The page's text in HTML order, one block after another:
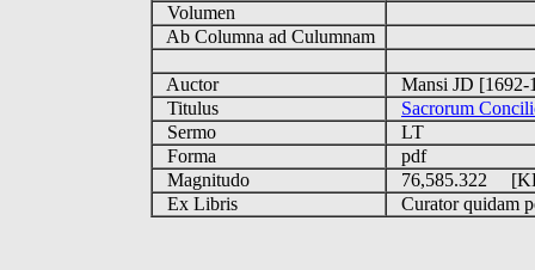
Volumen
Ab Columna ad Culumnam
Auctor
Mansi JD
Titulus
Sacrorum
Sermo
LT
Forma
pdf
Magnitudo
76,585.322
Ex Libris
Curator quidam